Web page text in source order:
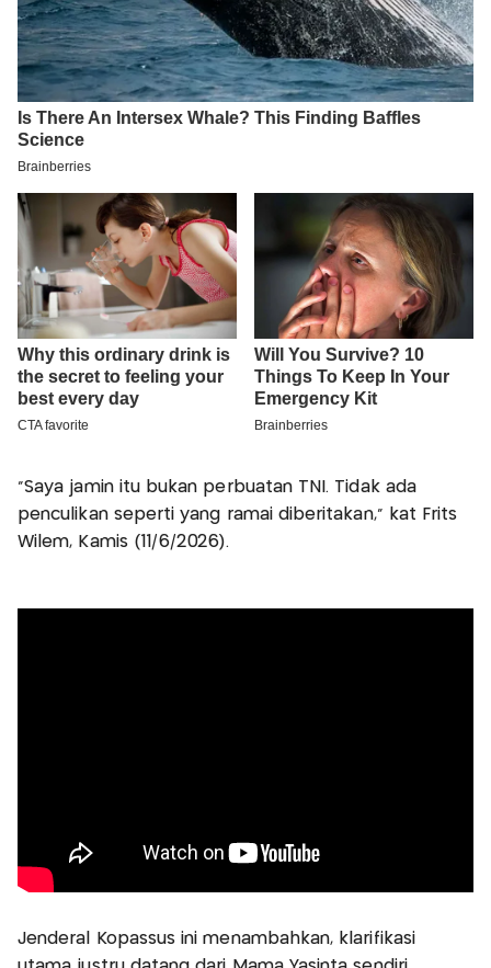
"Saya jamin itu bukan perbuatan TNI. Tidak ada
penculikan seperti yang ramai diberitakan," kat Frits
Wilem, Kamis (11/6/2026).
Jenderal Kopassus ini menambahkan, klarifikasi